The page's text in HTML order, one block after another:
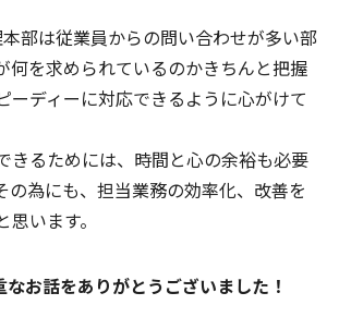
部は従業員からの問い合わせが多い部
何を求められているのかきちんと把握
ーディーに対応できるように心がけて
きるためには、時間と心の余裕も必要
の為にも、担当業務の効率化、改善を
います。
お話をありがとうございました！